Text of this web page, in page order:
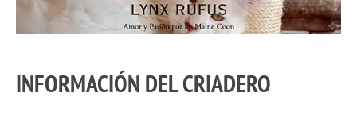
INFORMACIÓN DEL CRIADERO